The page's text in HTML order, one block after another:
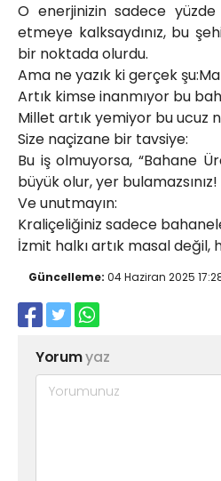
O enerjinizin sadece
etmeye kalksaydınız, bu
bir noktada olurdu.
Ama ne yazık ki gerçek
Artık kimse inanmıyor bu
Millet artık yemiyor bu ucuz
Size naçizane bir tavsiye:
Bu iş olmuyorsa, “Bahane
büyük olur, yer bulamazsınız!
Ve unutmayın:
Kraliçeliğiniz sadece
İzmit halkı artık masal değil,
Güncelleme: 04 Haziran 2025
Yorumyaz